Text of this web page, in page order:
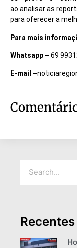
ao analisar as
para oferecer a
Para mais
Whatsapp – 69
E-mail –
Recentes